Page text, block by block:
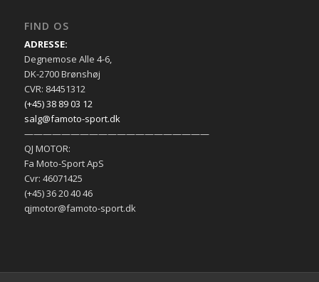
FIND OS
ADRESSE:
Degnemose Alle 4-6,
DK-2700 Brønshøj
CVR: 84451312
(+45) 38 89 03 12
salg@famoto-sport.dk
————————————————————
QJ MOTOR:
Fa Moto-Sport ApS
Cvr: 46071425
(+45) 36 20 40 46
qjmotor@famoto-sport.dk